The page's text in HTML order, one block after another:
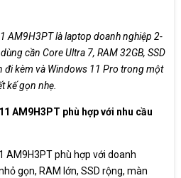
AM9H3PT là laptop doanh nghiệp 2-
cần Core Ultra 7, RAM 32GB, SSD
đi kèm và Windows 11 Pro trong một
kế gọn nhẹ.
AM9H3PT phù hợp với nhu cầu
AM9H3PT phù hợp với doanh
gọn, RAM lớn, SSD rộng, màn